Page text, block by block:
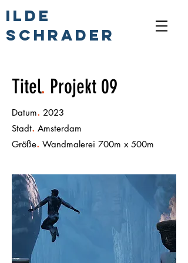
ILDE
SCHRADER
Titel. Projekt 09
Datum. 2023
Stadt. Amsterdam
Größe. Wandmalerei 700m x 500m